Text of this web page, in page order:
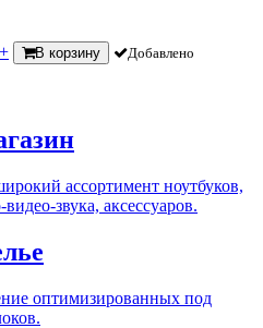
+ В корзину Добавлено
ассортимент ноутбуков,
звука, аксессуаров.
оптимизированных под